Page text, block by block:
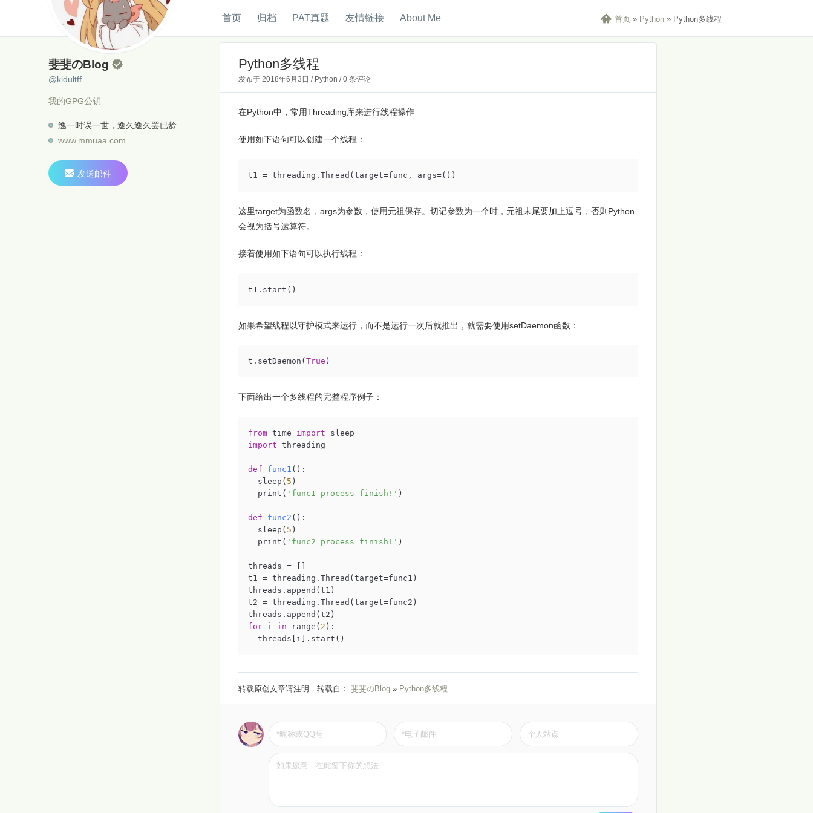
斐斐のBlog
@kidultff
首页 归档 PAT真题 友情链接 About Me  首页 » Python » Python多线程
斐斐のBlog 
@kidultff
我的GPG公钥
逸一时误一世，逸久逸久罢已龄
www.mmuaa.com
 发送邮件
Python多线程
发布于 2018年6月3日 / Python /0 条评论
在Python中，常用Threading库来进行线程操作
使用如下语句可以创建一个线程：
t1 = threading.Thread(target=func, args=())
这里target为函数名，args为参数，使用元祖保存。切记参数为一个时，元祖末尾要加上逗号，否则Python
会视为括号运算符。
接着使用如下语句可以执行线程：
t1.start()
如果希望线程以守护模式来运行，而不是运行一次后就推出，就需要使用setDaemon函数：
t.setDaemon(True )
下面给出一个多线程的完整程序例子：
from time import
import threading
def func1 () :
  sleep(
5 )
  print(
'func1 process finish!' )
def func2 () :
  sleep(
5 )
  print(
'func2 process finish!' )
threads = []
t1 = threading.Thread(target=func1)
threads.append(t1)
t2 = threading.Thread(target=func2)
for i in range( 2 ):
  threads[i].start()
转载原创文章请注明，转载自： 斐斐のBlog» Python多线程